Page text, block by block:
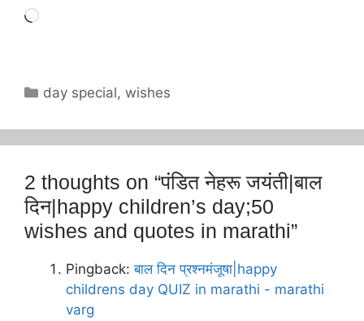
Loading…
Categories
day special,wishes
2 thoughts on “पंडित नेहरू जयंती|बाल
दिन|happy children’s day;50
wishes and quotes in marathi”
Pingback:बाल दिन प्रश्नमंजूषा|happy
childrens day QUIZ in marathi - marathi
varg